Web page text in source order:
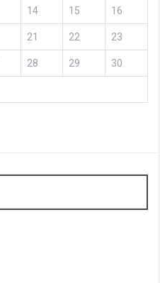
14 15 16
21 22 23
28 29 30